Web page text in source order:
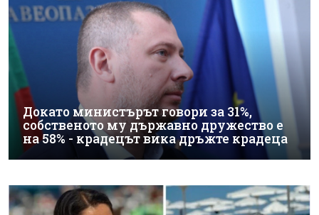
Докато министърът говори за 31%,
собственото му държавно дружество е
на 58% - крадецът вика дръжте крадеца